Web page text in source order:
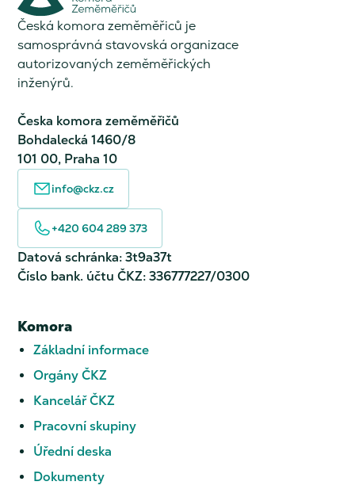
Česká komora zeměměřiců je
samosprávná stavovská organizace
autorizovaných zeměměřických
inženýrů.
Česka komora zeměměřičů
Bohdalecká 1460/8
101 00, Praha 10
info@ckz.cz
+420 604 289 373
Datová schránka: 3t9a37t
Číslo bank. účtu ČKZ: 336777227/0300
Komora
Základní informace
Orgány ČKZ
Kancelář ČKZ
Pracovní skupiny
Úřední deska
Dokumenty